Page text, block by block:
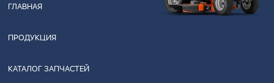
ГЛАВНАЯ
ПРОДУКЦИЯ
КАТАЛОГ ЗАПЧАСТЕЙ